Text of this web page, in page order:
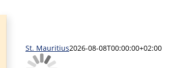
St. Mauritius2026-08-08T00:00:00+02:00